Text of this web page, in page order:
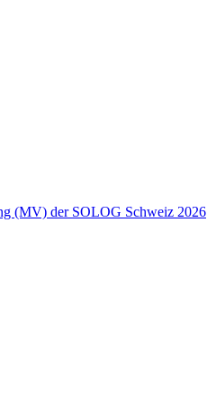
(MV) der SOLOG Schweiz 2026